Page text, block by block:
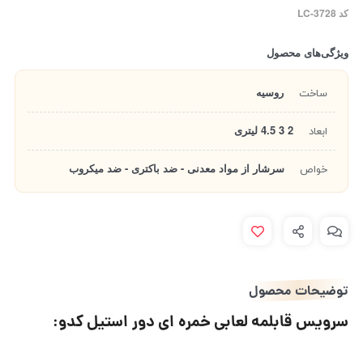
کد LC-3728
ویژگی‌های محصول
ساخت روسیه
ابعاد 2 3 4.5 لیتری
خواص سرشار از مواد معدنی - ضد باکتری - ضد میکروب
توضیحات محصول
سرویس قابلمه لعابی خمره ای دور استیل کدو: